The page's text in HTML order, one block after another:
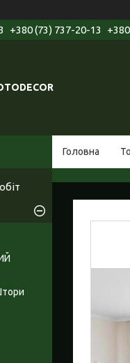
+380 (73) 737-20-13
Головна